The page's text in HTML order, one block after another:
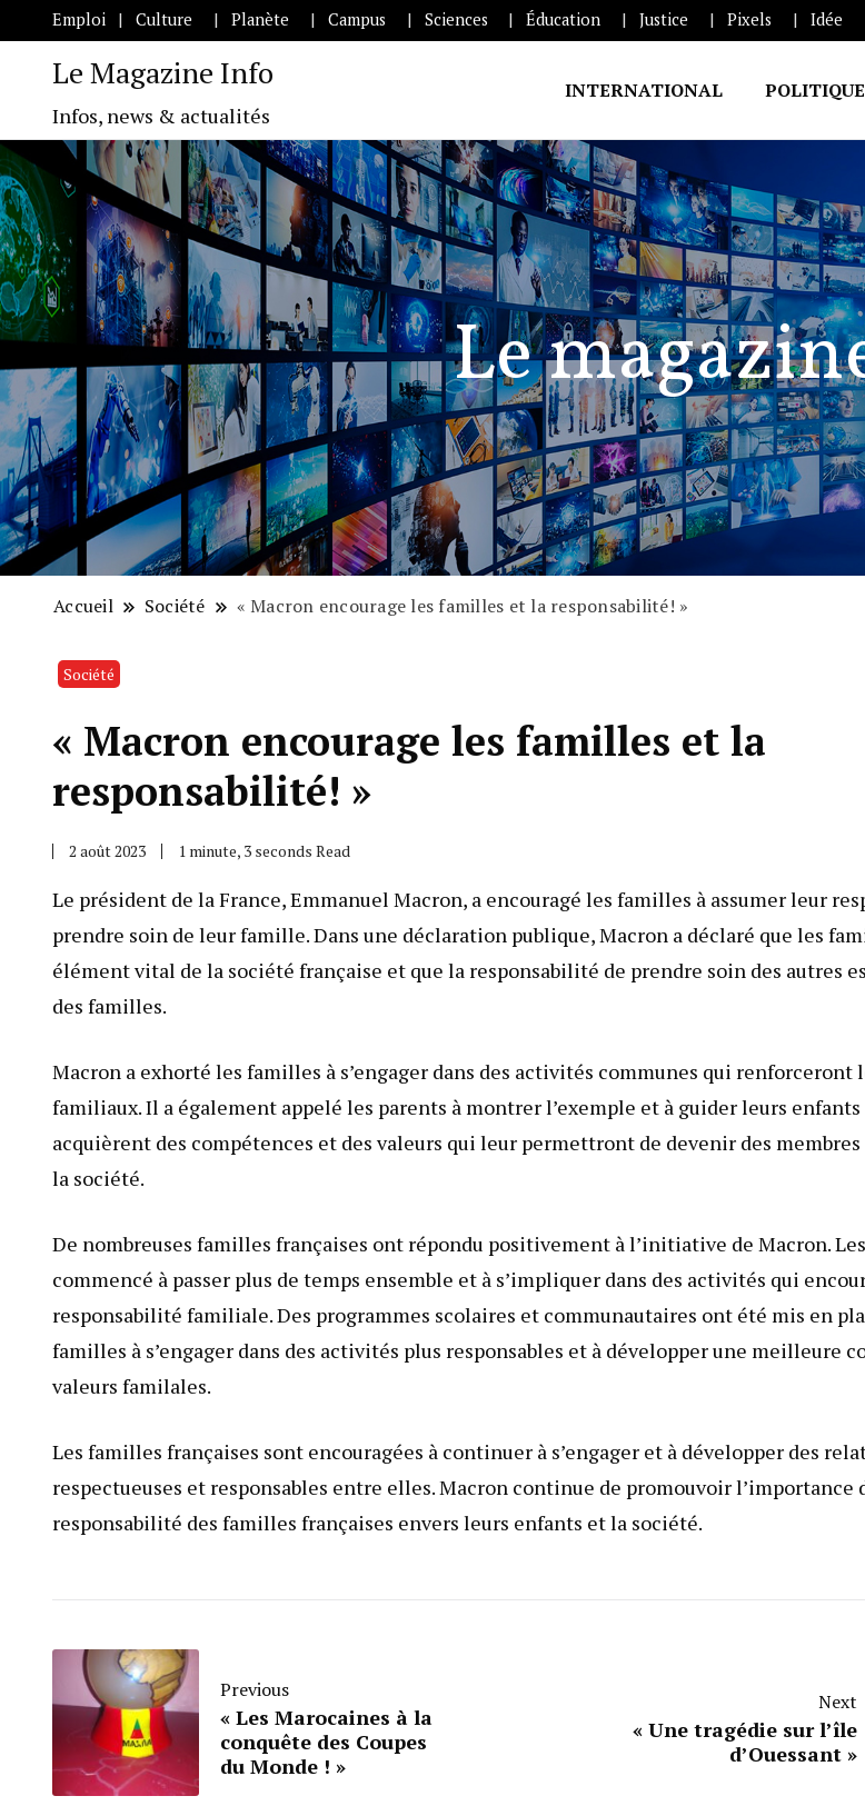
Emploi Culture Planète Campus Sciences Éducation Justice Pixels Idée
Le Magazine Info
Infos, news & actualités
INTERNATIONAL POLITIQUE
Le
Accueil Société « Macron encourage les familles et la responsabilité! »
Société
« Macron encourage les familles et la
responsabilité! »
2 août 2023 1 minute, 3 seconds Read
Le président de la France, Emmanuel Macron, a encouragé les familles à assumer leur
prendre soin de leur famille. Dans une déclaration publique, Macron a déclaré que les
élément vital de la société française et que la responsabilité de prendre soin des autres
des familles.
Macron a exhorté les familles à s’engager dans des activités communes qui renforceront
familiaux. Il a également appelé les parents à montrer l’exemple et à guider leurs enfants
acquièrent des compétences et des valeurs qui leur permettront de devenir des membres
la société.
De nombreuses familles françaises ont répondu positivement à l’initiative de Macron.
commencé à passer plus de temps ensemble et à s’impliquer dans des activités qui
responsabilité familiale. Des programmes scolaires et communautaires ont été mis en
familles à s’engager dans des activités plus responsables et à développer une meilleure
valeurs familales.
Les familles françaises sont encouragées à continuer à s’engager et à développer des
respectueuses et responsables entre elles. Macron continue de promouvoir
responsabilité des familles françaises envers leurs enfants et la société.
Previous
« Les Marocaines à la
conquête des Coupes
du Monde ! »
Next
« Une tragédie sur l’île
d’Ouessant »